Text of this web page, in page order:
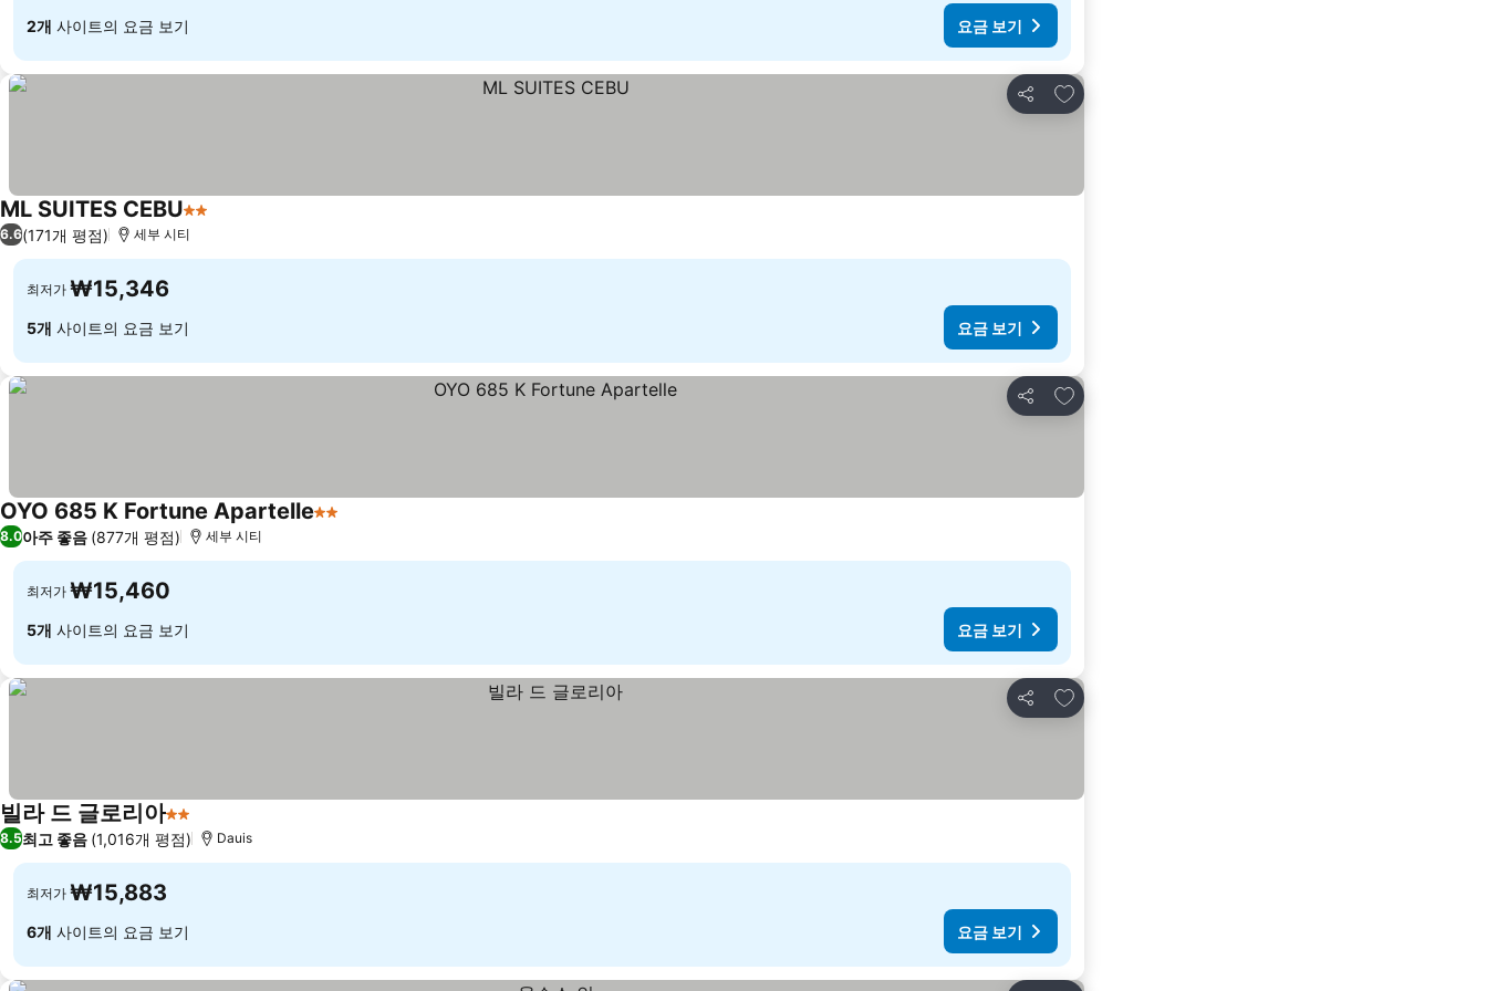
2개 사이트의 요금 보기 요금 보기
공유
즐겨찾기에 추가
ML SUITES CEBU2 성급
6.6(171개 평점) 세부 시티
최저가 ₩15,346
5개 사이트의 요금 보기 요금 보기
공유
즐겨찾기에 추가
OYO 685 K Fortune Apartelle2 성급
8.0아주 좋음 (877개 평점) 세부 시티
최저가 ₩15,460
5개 사이트의 요금 보기 요금 보기
공유
즐겨찾기에 추가
빌라 드 글로리아2 성급
8.5최고 좋음 (1,016개 평점) Dauis
최저가 ₩15,883
6개 사이트의 요금 보기 요금 보기